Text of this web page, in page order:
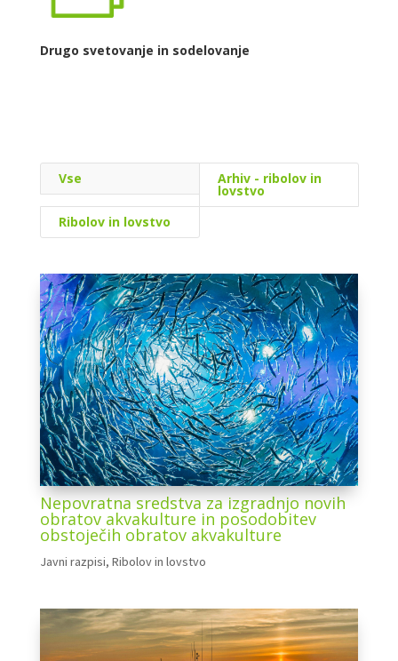
Drugo svetovanje in sodelovanje
Vse Arhiv - ribolov in
lovstvo
Ribolov in lovstvo
Nepovratna sredstva za izgradnjo novih
obratov akvakulture in posodobitev
obstoječih obratov akvakulture
Javni razpisi, Ribolov in lovstvo